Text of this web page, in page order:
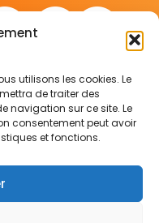
utilisons les cookies. Le
de traiter des
navigation sur ce site. Le
consentement peut avoir
et fonctions.